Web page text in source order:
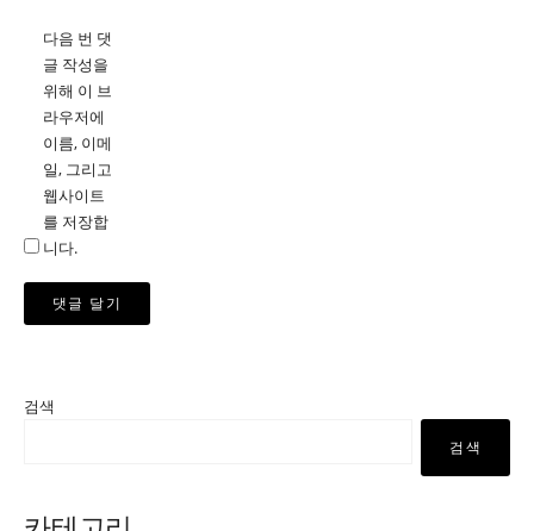
다음 번 댓
글 작성을
위해 이 브
라우저에
이름, 이메
일, 그리고
웹사이트
를 저장합
니다.
검색
검색